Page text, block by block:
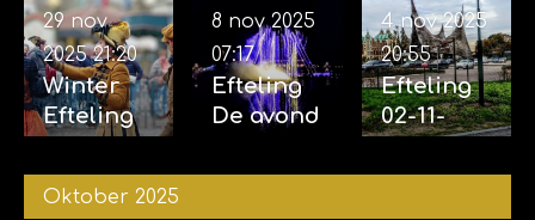
Winter
Efteling
2025
29 nov
2025 21:20
Efteling
De avond
vijf
8 nov 2025
07:17
Efteling
02-11-
04-11-
4 nov 2025
20:55
Oktober 2025